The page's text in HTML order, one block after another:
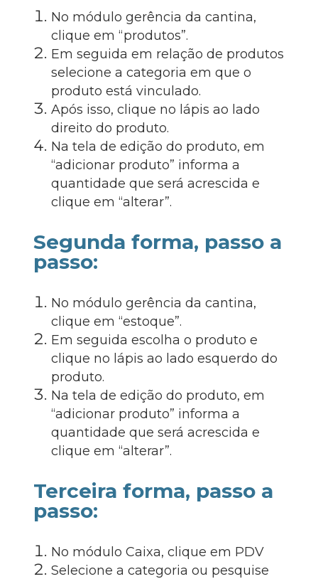
No módulo gerência da cantina,
clique em “produtos”.
Em seguida em relação de produtos
selecione a categoria em que o
produto está vinculado.
Após isso, clique no lápis ao lado
direito do produto.
Na tela de edição do produto, em
“adicionar produto” informa a
quantidade que será acrescida e
clique em “alterar”.
Segunda forma, passo a
passo:
No módulo gerência da cantina,
clique em “estoque”.
Em seguida escolha o produto e
clique no lápis ao lado esquerdo do
produto.
Na tela de edição do produto, em
“adicionar produto” informa a
quantidade que será acrescida e
clique em “alterar”.
Terceira forma, passo a
passo:
No módulo Caixa, clique em PDV
Selecione a categoria ou pesquise